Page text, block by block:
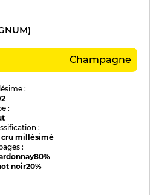
Champagne
:
:
:
cru millésimé
:
80%
noir20%